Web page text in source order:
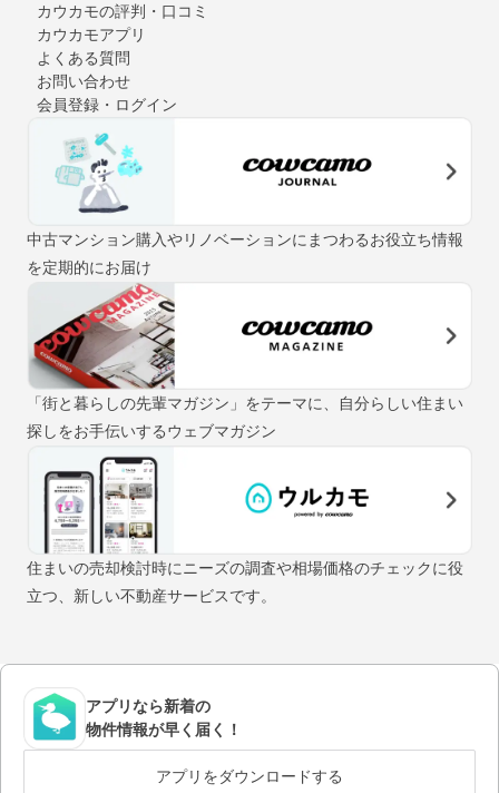
カウカモの評判・口コミ
カウカモアプリ
よくある質問
お問い合わせ
会員登録・ログイン
中古マンション購入やリノベーションにまつわるお役立ち情報
を定期的にお届け
「街と暮らしの先輩マガジン」をテーマに、自分らしい住まい
探しをお手伝いするウェブマガジン
住まいの売却検討時にニーズの調査や相場価格のチェックに役
立つ、新しい不動産サービスです。
アプリなら新着の
物件情報が早く届く！
アプリをダウンロードする